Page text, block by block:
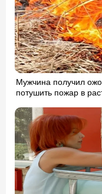
Мужчина получил
потушить пожар в